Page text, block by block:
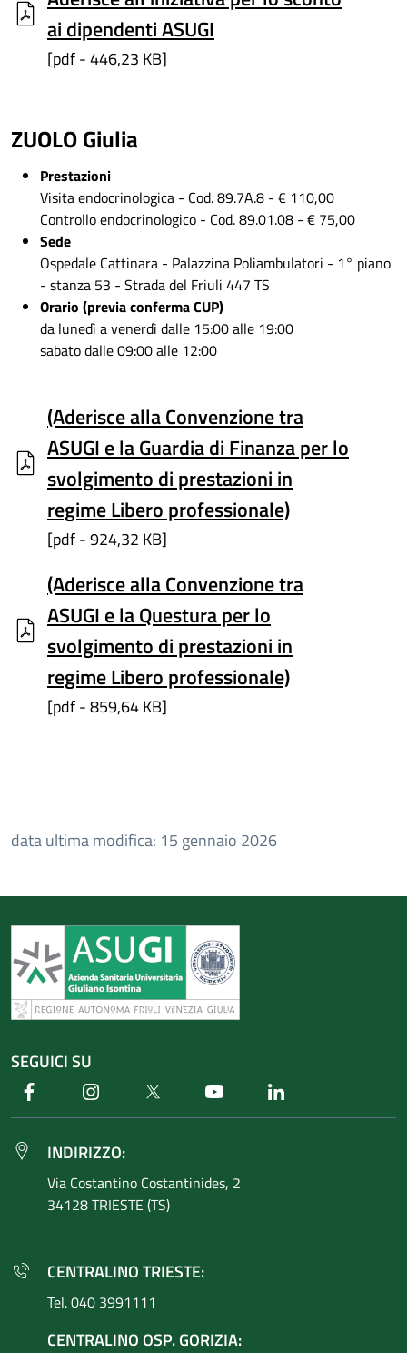
ai dipendenti ASUGI
[pdf - 446,23 KB]
ZUOLO Giulia
Prestazioni
Visita endocrinologica - Cod. 89.7A.8 - € 110,00
Controllo endocrinologico - Cod. 89.01.08 - € 75,00
Sede
Ospedale Cattinara - Palazzina Poliambulatori - 1° piano
- stanza 53 - Strada del Friuli 447 TS
Orario (previa conferma CUP)
da lunedì a venerdì dalle 15:00 alle 19:00
sabato dalle 09:00 alle 12:00
(Aderisce alla Convenzione tra
ASUGI e la Guardia di Finanza per lo
svolgimento di prestazioni in
regime Libero professionale)
[pdf - 924,32 KB]
(Aderisce alla Convenzione tra
ASUGI e la Questura per lo
svolgimento di prestazioni in
regime Libero professionale)
[pdf - 859,64 KB]
data ultima modifica: 15 gennaio 2026
SEGUICI SU
Facebook Instagram Twitter Youtube
INDIRIZZO:
Via Costantino Costantinides, 2
34128 TRIESTE (TS)
CENTRALINO TRIESTE:
Tel. 040 3991111
CENTRALINO OSP. GORIZIA: